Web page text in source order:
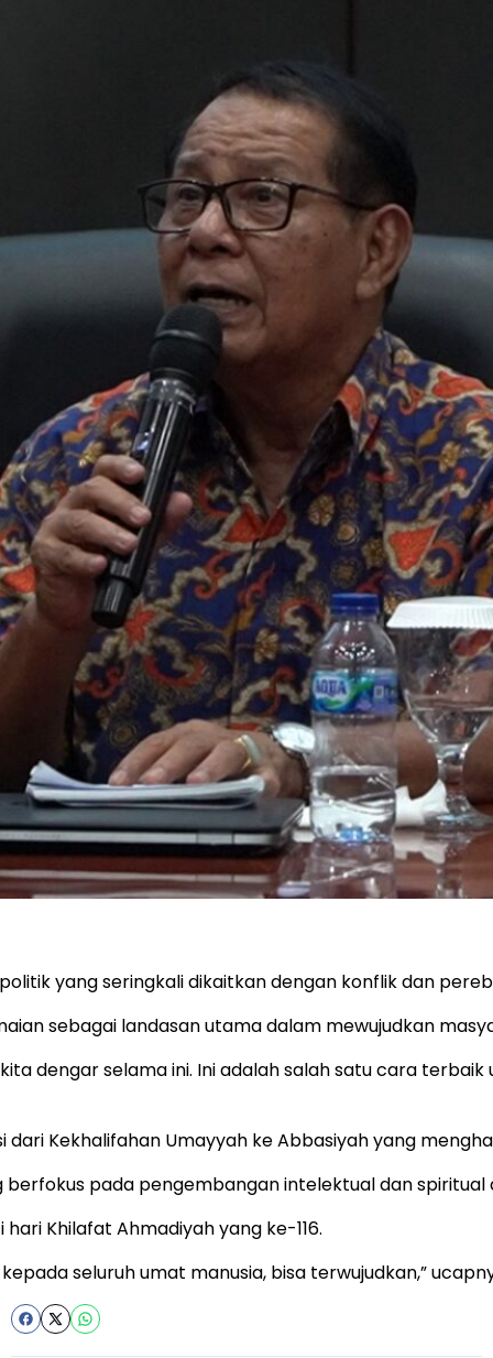
yang seringkali dikaitkan dengan konflik dan
sebagai landasan utama dalam mewujudkan
dengar selama ini. Ini adalah salah satu cara
Kekhalifahan Umayyah ke Abbasiyah yang
pada pengembangan intelektual dan
Khilafat Ahmadiyah yang ke-116.
seluruh umat manusia, bisa terwujudkan,”